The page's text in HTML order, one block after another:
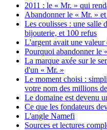
2011 : le « Mr. » qui
Abandonner le « Mr. »
Les coulisses : une salle
bijouterie, et 100 refus
L'argent avait une
Pourquoi abandonner le
La marque axée sur le
d'un « Mr. »
Le moment choisi :
votre nom des millions
Le domaine est devenu
Ce que les fondateurs
L'angle Namefi
Sources et lectures